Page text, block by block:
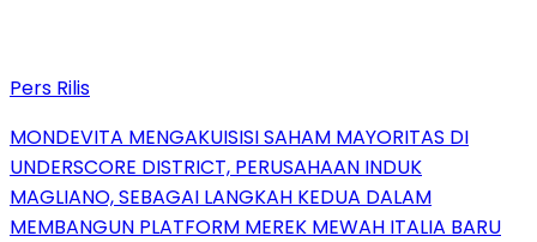
Pers Rilis
MONDEVITA MENGAKUISISI SAHAM MAYORITAS DI
UNDERSCORE DISTRICT, PERUSAHAAN INDUK
MAGLIANO, SEBAGAI LANGKAH KEDUA DALAM
MEMBANGUN PLATFORM MEREK MEWAH ITALIA BARU